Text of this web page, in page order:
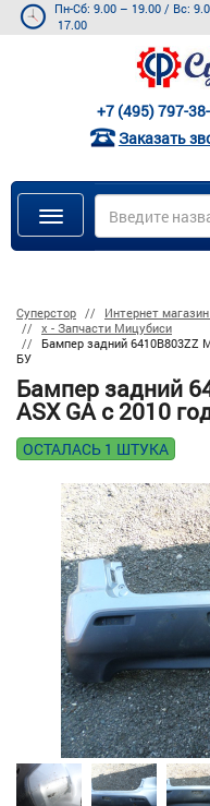
Пн-Сб: 9.00 – 19.00 / Вс:
17.00
+7 (495) 797-
Заказать
Суперстор Интернет
х - Запчасти Мицубиси
Бампер задний 6410B803ZZ
БУ
Бампер задний
ASX GA c 2010
ОСТАЛАСЬ 1 ШТУКА